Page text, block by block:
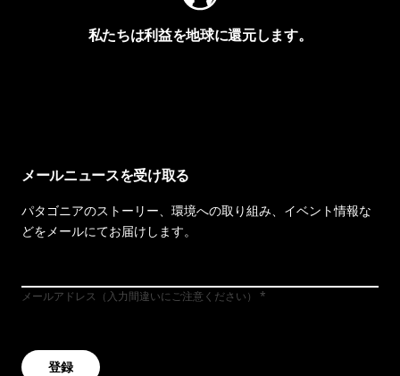
私たちは利益を地球に還元します。
メールニュースを受け取る
パタゴニアのストーリー、環境への取り組み、イベント情報な
どをメールにてお届けします。
メールアドレス（入力間違いにご注意ください）
登録